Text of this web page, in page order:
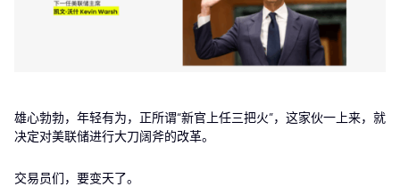
雄心勃勃，年轻有为，正所谓“新官上任三把火”，这家伙一上来，就
决定对美联储进行大刀阔斧的改革。
交易员们，要变天了。